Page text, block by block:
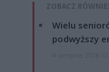
ZOBACZ
Wielu
podwyższy